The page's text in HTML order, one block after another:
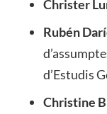
Christer
Rubén
d’Estudis
Christine